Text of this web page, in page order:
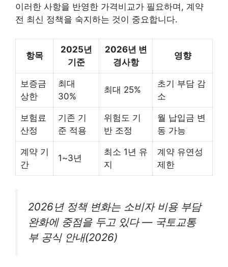
이러한 사항을 반영한 가격비교가 필요하며, 계약
전 최신 정책을 숙지하는 것이 중요합니다.
항목
2025년
기준
2026년 변
경사항
영향
보증금
상한
최대
30%
최대 25%
초기 부담 감
소
보험료
산정
기존 기
준 적용
위험도 기
반 조정
월 납입금 변
동 가능
계약 기
간
1~3년
최소 1년 유
지
계약 유연성
제한
2026년 정책 변화는 소비자 비용 부담
완화에 중점을 두고 있다 — 국토교통
부 공식 안내(2026)